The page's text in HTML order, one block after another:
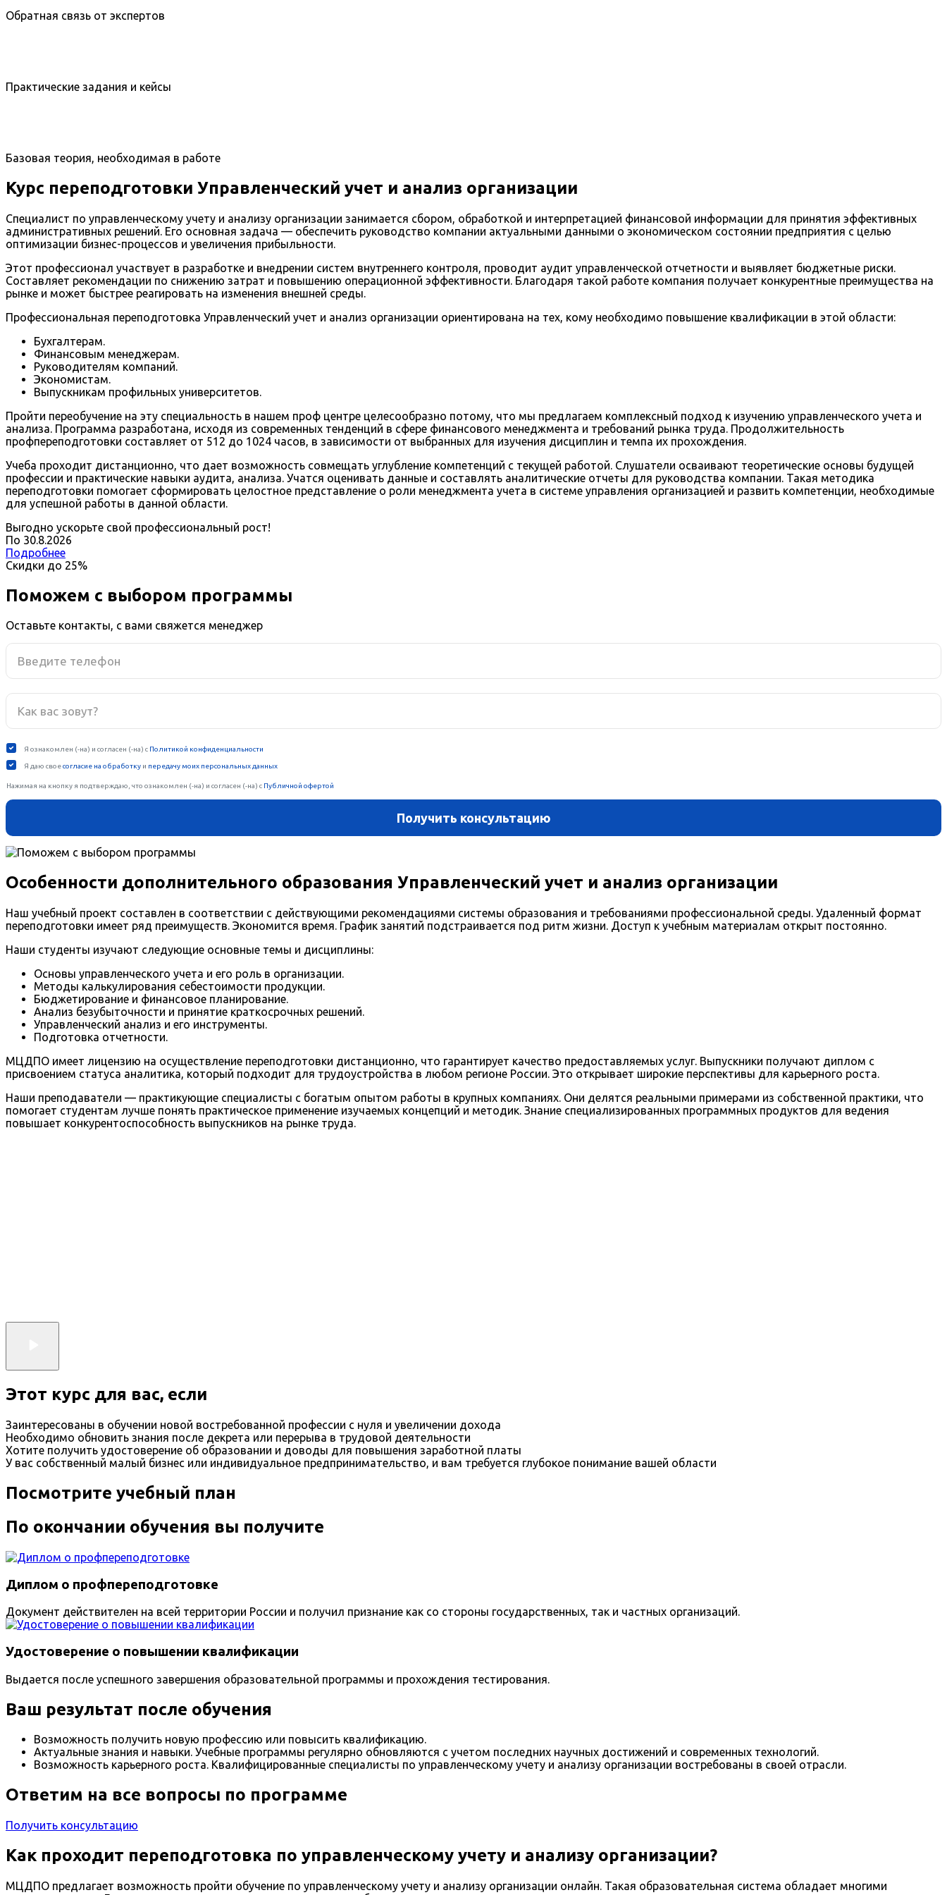
Обратная связь от экспертов
Практические задания и кейсы
Базовая теория, необходимая в работе
Курс переподготовки Управленческий учет и анализ организации
Специалист по управленческому учету и анализу организации занимается сбором, обработкой и интерпретацией финансовой информации для принятия эффективных
административных решений. Его основная задача — обеспечить руководство компании актуальными данными о экономическом состоянии предприятия с целью
оптимизации бизнес-процессов и увеличения прибыльности.
Этот профессионал участвует в разработке и внедрении систем внутреннего контроля, проводит аудит управленческой отчетности и выявляет бюджетные риски.
Составляет рекомендации по снижению затрат и повышению операционной эффективности. Благодаря такой работе компания получает конкурентные преимущества на
рынке и может быстрее реагировать на изменения внешней среды.
Профессиональная переподготовка Управленческий учет и анализ организации ориентирована на тех, кому необходимо повышение квалификации в этой области:
Бухгалтерам.
Финансовым менеджерам.
Руководителям компаний.
Экономистам.
Выпускникам профильных университетов.
Пройти переобучение на эту специальность в нашем проф центре целесообразно потому, что мы предлагаем комплексный подход к изучению управленческого учета и
анализа. Программа разработана, исходя из современных тенденций в сфере финансового менеджмента и требований рынка труда. Продолжительность
профпереподготовки составляет от 512 до 1024 часов, в зависимости от выбранных для изучения дисциплин и темпа их прохождения.
Учеба проходит дистанционно, что дает возможность совмещать углубление компетенций с текущей работой. Слушатели осваивают теоретические основы будущей
профессии и практические навыки аудита, анализа. Учатся оценивать данные и составлять аналитические отчеты для руководства компании. Такая методика
переподготовки помогает сформировать целостное представление о роли менеджмента учета в системе управления организацией и развить компетенции, необходимые
для успешной работы в данной области.
Выгодно ускорьте свой профессиональный рост!
По 30.8.2026
Подробнее
Скидки до 25%
Поможем с выбором программы
Оставьте контакты, с вами свяжется менеджер
Особенности дополнительного образования Управленческий учет и анализ организации
Наш учебный проект составлен в соответствии с действующими рекомендациями системы образования и требованиями профессиональной среды. Удаленный формат
переподготовки имеет ряд преимуществ. Экономится время. График занятий подстраивается под ритм жизни. Доступ к учебным материалам открыт постоянно.
Наши студенты изучают следующие основные темы и дисциплины:
Основы управленческого учета и его роль в организации.
Методы калькулирования себестоимости продукции.
Бюджетирование и финансовое планирование.
Анализ безубыточности и принятие краткосрочных решений.
Управленческий анализ и его инструменты.
Подготовка отчетности.
МЦДПО имеет лицензию на осуществление переподготовки дистанционно, что гарантирует качество предоставляемых услуг. Выпускники получают диплом с
присвоением статуса аналитика, который подходит для трудоустройства в любом регионе России. Это открывает широкие перспективы для карьерного роста.
Наши преподаватели — практикующие специалисты с богатым опытом работы в крупных компаниях. Они делятся реальными примерами из собственной практики, что
помогает студентам лучше понять практическое применение изучаемых концепций и методик. Знание специализированных программных продуктов для ведения
повышает конкурентоспособность выпускников на рынке труда.
Этот курс для вас, если
Заинтересованы в обучении новой востребованной профессии с нуля и увеличении дохода
Необходимо обновить знания после декрета или перерыва в трудовой деятельности
Хотите получить удостоверение об образовании и доводы для повышения заработной платы
У вас собственный малый бизнес или индивидуальное предпринимательство, и вам требуется глубокое понимание вашей области
Посмотрите учебный план
По окончании обучения вы получите
Диплом о профпереподготовке
Документ действителен на всей территории России и получил признание как со стороны государственных, так и частных организаций.
Удостоверение о повышении квалификации
Выдается после успешного завершения образовательной программы и прохождения тестирования.
Ваш результат после обучения
Возможность получить новую профессию или повысить квалификацию.
Актуальные знания и навыки. Учебные программы регулярно обновляются с учетом последних научных достижений и современных технологий.
Возможность карьерного роста. Квалифицированные специалисты по управленческому учету и анализу организации востребованы в своей отрасли.
Ответим на все вопросы по программе
Получить консультацию
Как проходит переподготовка по управленческому учету и анализу организации?
МЦДПО предлагает возможность пройти обучение по управленческому учету и анализу организации онлайн. Такая образовательная система обладает многими